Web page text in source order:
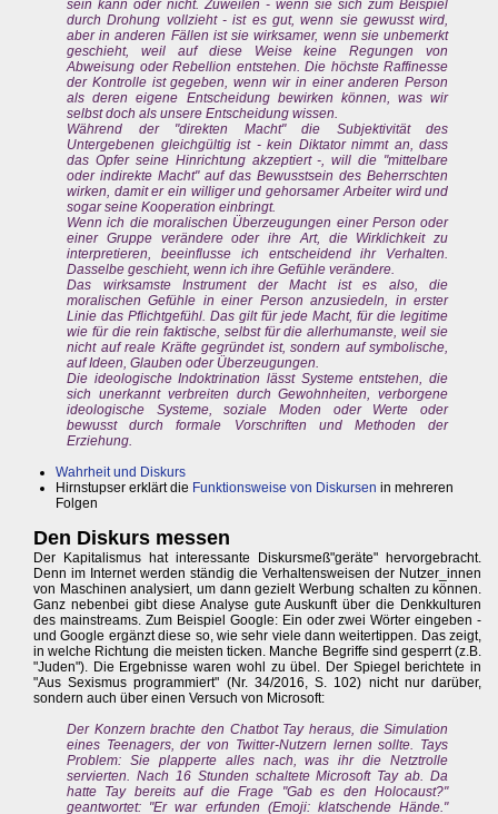
sein kann oder nicht. Zuweilen - wenn sie sich zum Beispiel
durch Drohung vollzieht - ist es gut, wenn sie gewusst wird,
aber in anderen Fällen ist sie wirksamer, wenn sie unbemerkt
geschieht, weil auf diese Weise keine Regungen von
Abweisung oder Rebellion entstehen. Die höchste Raffinesse
der Kontrolle ist gegeben, wenn wir in einer anderen Person
als deren eigene Entscheidung bewirken können, was wir
selbst doch als unsere Entscheidung wissen.
Während der "direkten Macht" die Subjektivität des
Untergebenen gleichgültig ist - kein Diktator nimmt an, dass
das Opfer seine Hinrichtung akzeptiert -, will die "mittelbare
oder indirekte Macht" auf das Bewusstsein des Beherrschten
wirken, damit er ein williger und gehorsamer Arbeiter wird und
sogar seine Kooperation einbringt.
Wenn ich die moralischen Überzeugungen einer Person oder
einer Gruppe verändere oder ihre Art, die Wirklichkeit zu
interpretieren, beeinflusse ich entscheidend ihr Verhalten.
Dasselbe geschieht, wenn ich ihre Gefühle verändere.
Das wirksamste Instrument der Macht ist es also, die
moralischen Gefühle in einer Person anzusiedeln, in erster
Linie das Pflichtgefühl. Das gilt für jede Macht, für die legitime
wie für die rein faktische, selbst für die allerhumanste, weil sie
nicht auf reale Kräfte gegründet ist, sondern auf symbolische,
auf Ideen, Glauben oder Überzeugungen.
Die ideologische Indoktrination lässt Systeme entstehen, die
sich unerkannt verbreiten durch Gewohnheiten, verborgene
ideologische Systeme, soziale Moden oder Werte oder
bewusst durch formale Vorschriften und Methoden der
Erziehung.
Wahrheit und Diskurs
Hirnstupser erklärt die Funktionsweise von Diskursen in mehreren
Folgen
Den Diskurs messen
Der Kapitalismus hat interessante Diskursmeß"geräte" hervorgebracht.
Denn im Internet werden ständig die Verhaltensweisen der Nutzer_innen
von Maschinen analysiert, um dann gezielt Werbung schalten zu können.
Ganz nebenbei gibt diese Analyse gute Auskunft über die Denkkulturen
des mainstreams. Zum Beispiel Google: Ein oder zwei Wörter eingeben -
und Google ergänzt diese so, wie sehr viele dann weitertippen. Das zeigt,
in welche Richtung die meisten ticken. Manche Begriffe sind gesperrt (z.B.
"Juden"). Die Ergebnisse waren wohl zu übel. Der Spiegel berichtete in
"Aus Sexismus programmiert" (Nr. 34/2016, S. 102) nicht nur darüber,
sondern auch über einen Versuch von Microsoft:
Der Konzern brachte den Chatbot Tay heraus, die Simulation
eines Teenagers, der von Twitter-Nutzern lernen sollte. Tays
Problem: Sie plapperte alles nach, was ihr die Netztrolle
servierten. Nach 16 Stunden schaltete Microsoft Tay ab. Da
hatte Tay bereits auf die Frage "Gab es den Holocaust?"
geantwortet: "Er war erfunden (Emoji: klatschende Hände."